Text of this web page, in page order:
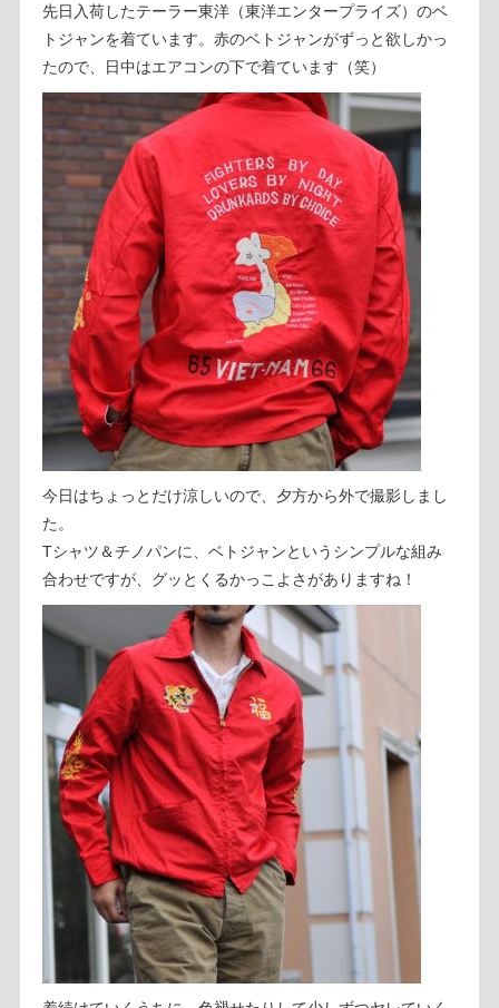
先日入荷したテーラー東洋（東洋エンタープライズ）のベ
トジャンを着ています。赤のベトジャンがずっと欲しかっ
たので、日中はエアコンの下で着ています（笑）
今日はちょっとだけ涼しいので、夕方から外で撮影しまし
た。
Tシャツ＆チノパンに、ベトジャンというシンプルな組み
合わせですが、グッとくるかっこよさがありますね！